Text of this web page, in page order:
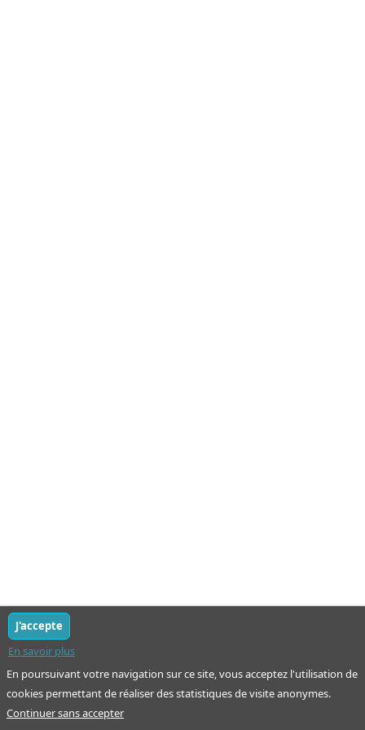
En poursuivant votre navigation sur ce site, vous acceptez l'utilisation de
cookies permettant de réaliser des statistiques de visite anonymes.
En savoir plus
J'accepte
Continuer sans accepter